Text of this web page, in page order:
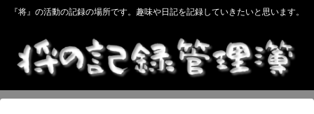
『将』の活動の記録の場所です。趣味や日記を記録していきたいと思います。